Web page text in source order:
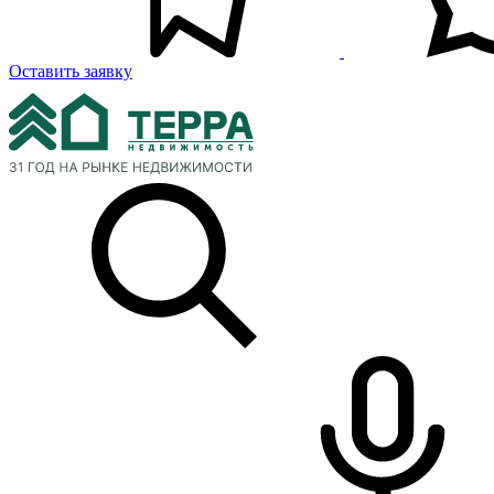
Оставить заявку